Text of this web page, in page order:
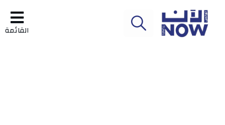
القائمة